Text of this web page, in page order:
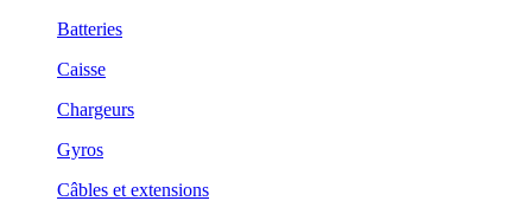
Batteries
Caisse
Chargeurs
Gyros
Câbles et extensions